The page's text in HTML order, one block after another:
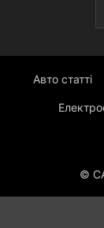
Авто статті
©